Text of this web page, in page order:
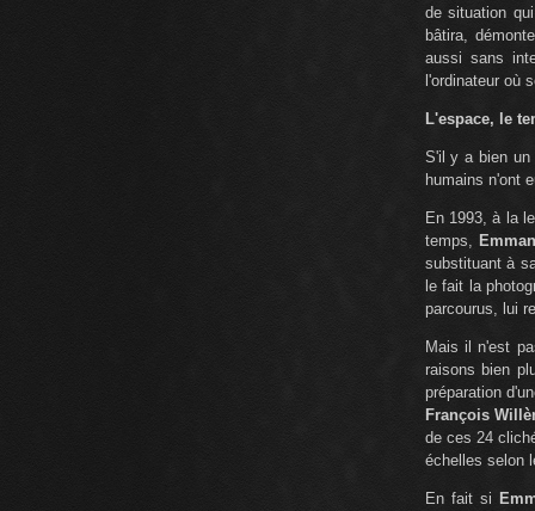
de situation
bâtira,
aussi sans
l'ordinateur où
L'espace, le
S'il y a bien
humains n'ont
En 1993, à la
temps,
substituant à
le fait la
parcourus, lui
Mais il n'est
raisons bien
préparation
François
de ces 24
échelles selon
En fait si